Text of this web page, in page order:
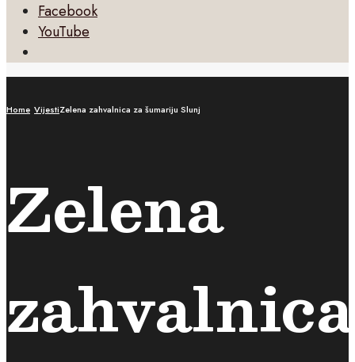
Facebook
YouTube
Search
Home VijestiZelena zahvalnica za šumariju Slunj
Zelena
zahvalnica